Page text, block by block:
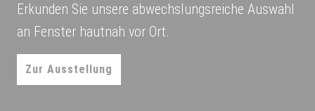
Erkunden Sie unsere abwechslungsreiche Auswahl
an Fenster hautnah vor Ort.
Zur Ausstellung